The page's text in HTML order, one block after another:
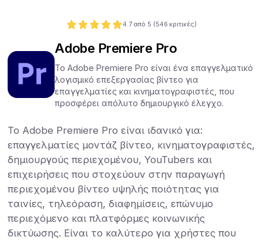
4.7 από 5 (546 κριτικές)
Adobe Premiere Pro
Το Adobe Premiere Pro είναι ένα επαγγελματικό
λογισμικό επεξεργασίας βίντεο για
επαγγελματίες και κινηματογραφιστές, που
προσφέρει απόλυτο δημιουργικό έλεγχο.
Το Adobe Premiere Pro είναι ιδανικό για:
επαγγελματίες μοντάζ βίντεο, κινηματογραφιστές,
δημιουργούς περιεχομένου, YouTubers και
επιχειρήσεις που στοχεύουν στην παραγωγή
περιεχομένου βίντεο υψηλής ποιότητας για
ταινίες, τηλεόραση, διαφημίσεις, επώνυμο
περιεχόμενο και πλατφόρμες κοινωνικής
δικτύωσης. Είναι το καλύτερο για χρήστες που